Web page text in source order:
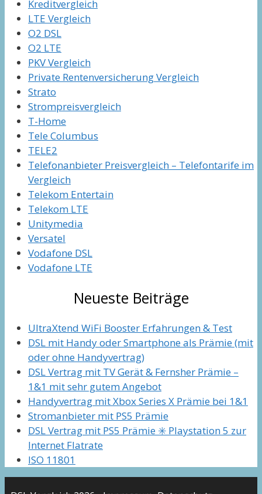
Kreditvergleich
LTE Vergleich
O2 DSL
O2 LTE
PKV Vergleich
Private Rentenversicherung Vergleich
Strato
Strompreisvergleich
T-Home
Tele Columbus
TELE2
Telefonanbieter Preisvergleich – Telefontarife im
Vergleich
Telekom Entertain
Telekom LTE
Unitymedia
Versatel
Vodafone DSL
Vodafone LTE
Neueste Beiträge
UltraXtend WiFi Booster Erfahrungen & Test
DSL mit Handy oder Smartphone als Prämie (mit
oder ohne Handyvertrag)
DSL Vertrag mit TV Gerät & Fernsher Prämie –
1&1 mit sehr gutem Angebot
Handyvertrag mit Xbox Series X Prämie bei 1&1
Stromanbieter mit PS5 Prämie
DSL Vertrag mit PS5 Prämie ✳️ Playstation 5 zur
Internet Flatrate
ISO 11801